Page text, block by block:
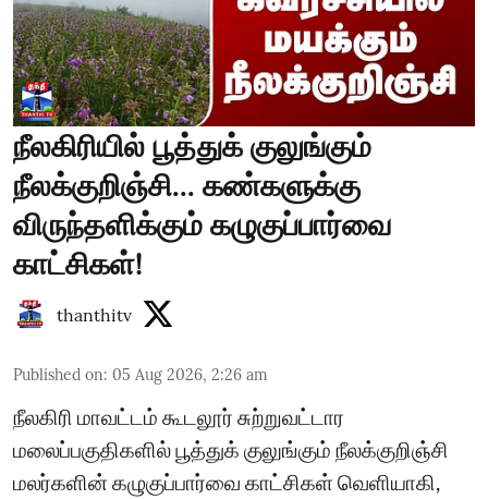
நீலகிரியில் பூத்துக் குலுங்கும்
நீலக்குறிஞ்சி... கண்களுக்கு
விருந்தளிக்கும் கழுகுப்பார்வை
காட்சிகள்!
thanthitv
Published on: 05 Aug 2026, 2:26 am
நீலகிரி மாவட்டம் கூடலூர் சுற்றுவட்டார
மலைப்பகுதிகளில் பூத்துக் குலுங்கும் நீலக்குறிஞ்சி
மலர்களின் கழுகுப்பார்வை காட்சிகள் வெளியாகி,